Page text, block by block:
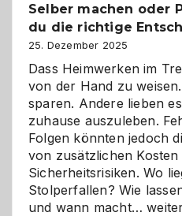
und
Zukunft
Selber machen oder
du die richtige
25. Dezember 2025
Dass Heimwerken im
von der Hand zu
sparen. Andere lieben
zuhause auszuleben.
Folgen könnten jedoch
von zusätzlichen
Sicherheitsrisiken. Wo
Stolperfallen? Wie
und wann macht…